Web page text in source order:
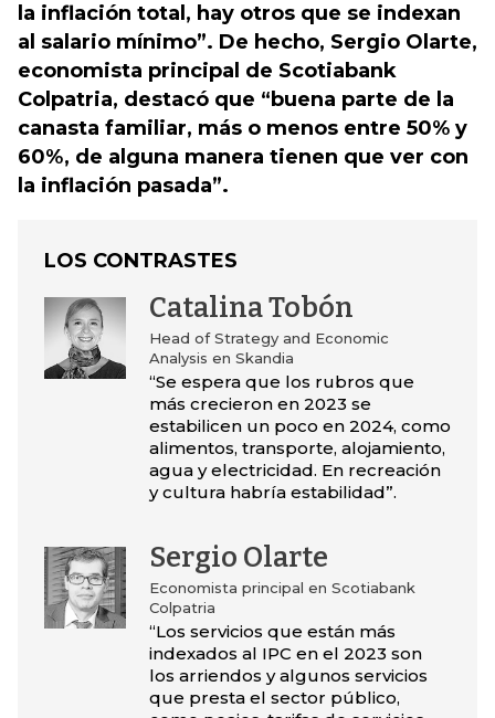
la inflación total, hay otros que se indexan
al salario mínimo”. De hecho, Sergio Olarte,
economista principal de Scotiabank
Colpatria, destacó que “buena parte de la
canasta familiar, más o menos entre 50% y
60%, de alguna manera tienen que ver con
la inflación pasada”.
LOS CONTRASTES
Catalina Tobón
Head of Strategy and Economic
Analysis en Skandia
“Se espera que los rubros que
más crecieron en 2023 se
estabilicen un poco en 2024, como
alimentos, transporte, alojamiento,
agua y electricidad. En recreación
y cultura habría estabilidad”.
Sergio Olarte
Economista principal en Scotiabank
Colpatria
“Los servicios que están más
indexados al IPC en el 2023 son
los arriendos y algunos servicios
que presta el sector público,